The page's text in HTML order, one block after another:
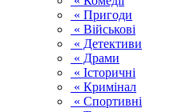
« Пригоди
« Військові
« Детективи
« Драми
« Історичні
« Кримінал
« Спортивні